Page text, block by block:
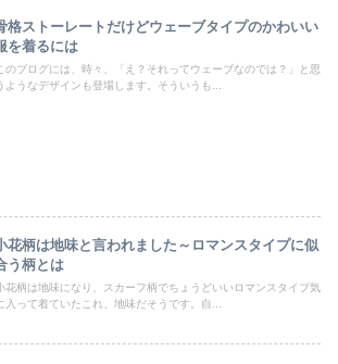
格ストーレートだけどウェーブタイプのかわいい
を着るには
のブログには、時々、「え？それってウェーブなのでは？」と思
ようなデザインも登場します。そういうも...
花柄は地味と言われました～ロマンスタイプに似
う柄とは
花柄は地味になり、スカーフ柄でちょうどいいロマンスタイプ気
入って着ていたこれ、地味だそうです。自...